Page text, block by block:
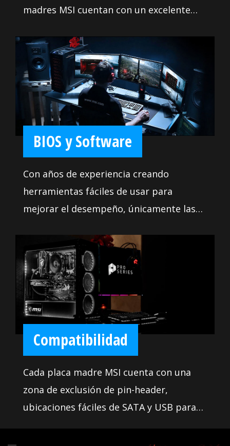
madres MSI cuentan con un excelente
sólidos y pesados. Nos hemos asegurado
de incluir suficientes cabezales de
ventilador con control total para que
puedas refrigerar tu sistema como
quieras.
BIOS y Software
Con años de experiencia creando
herramientas fáciles de usar para
mejorar el desempeño, únicamente las
disponibles. Utiliza estas herramientas
para aprovechar al máximo tu placa
madre y alcanzar la victoria en el juego.
Además, la BIOS contiene todas las
últimas opciones y es fácil de utilizar
para todos. Las variadas funcionalidades
te permiten ajustar tu sistema para el
Compatibilidad
Cada placa madre MSI cuenta con una
zona de exclusión de pin-header,
ubicaciones fáciles de SATA y USB para
amplia variedad de componentes y